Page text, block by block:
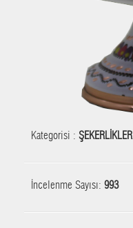
Kategorisi : ŞEKERLİKLER
İncelenme Sayısı: 993